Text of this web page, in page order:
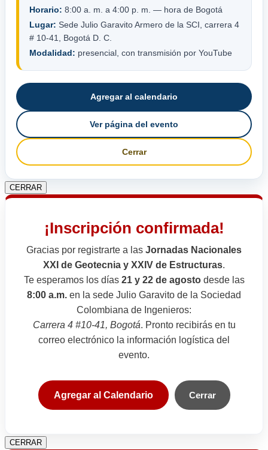
Horario: 8:00 a. m. a 4:00 p. m. — hora de Bogotá
Lugar: Sede Julio Garavito Armero de la SCI, carrera 4
# 10-41, Bogotá D. C.
Modalidad: presencial, con transmisión por YouTube
Agregar al calendario
Ver página del evento
Cerrar
CERRAR
¡Inscripción confirmada!
Gracias por registrarte a las Jornadas Nacionales
XXI de Geotecnia y XXIV de Estructuras.
Te esperamos los días 21 y 22 de agostodesde las
8:00 a.m. en la sede Julio Garavito de la Sociedad
Colombiana de Ingenieros:
Carrera 4 #10-41, Bogotá. Pronto recibirás en tu
correo electrónico la información logística del
evento.
Agregar al Calendario Cerrar
CERRAR